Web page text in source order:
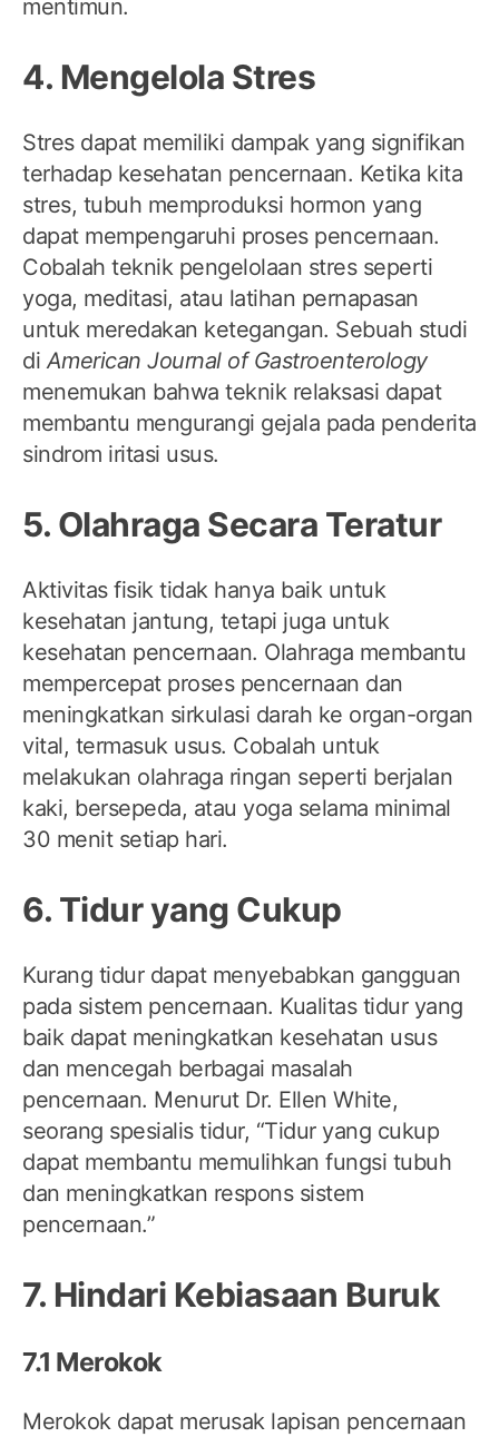
mentimun.
4. Mengelola Stres
Stres dapat memiliki dampak yang signifikan
terhadap kesehatan pencernaan. Ketika kita
stres, tubuh memproduksi hormon yang
dapat mempengaruhi proses pencernaan.
Cobalah teknik pengelolaan stres seperti
yoga, meditasi, atau latihan pernapasan
untuk meredakan ketegangan. Sebuah studi
diAmerican Journal of Gastroenterology
menemukan bahwa teknik relaksasi dapat
membantu mengurangi gejala pada penderita
sindrom iritasi usus.
5. Olahraga Secara Teratur
Aktivitas fisik tidak hanya baik untuk
kesehatan jantung, tetapi juga untuk
kesehatan pencernaan. Olahraga membantu
mempercepat proses pencernaan dan
meningkatkan sirkulasi darah ke organ-organ
vital, termasuk usus. Cobalah untuk
melakukan olahraga ringan seperti berjalan
kaki, bersepeda, atau yoga selama minimal
30 menit setiap hari.
6. Tidur yang Cukup
Kurang tidur dapat menyebabkan gangguan
pada sistem pencernaan. Kualitas tidur yang
baik dapat meningkatkan kesehatan usus
dan mencegah berbagai masalah
pencernaan. Menurut Dr. Ellen White,
seorang spesialis tidur, “Tidur yang cukup
dapat membantu memulihkan fungsi tubuh
dan meningkatkan respons sistem
pencernaan.”
7. Hindari Kebiasaan Buruk
7.1 Merokok
Merokok dapat merusak lapisan pencernaan